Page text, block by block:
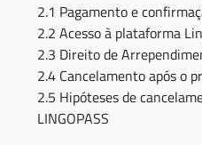
2.1 Pagamento e
2.2 Acesso à plataforma
2.3 Direito de
2.4 Cancelamento após o
2.5 Hipóteses de
LINGOPASS